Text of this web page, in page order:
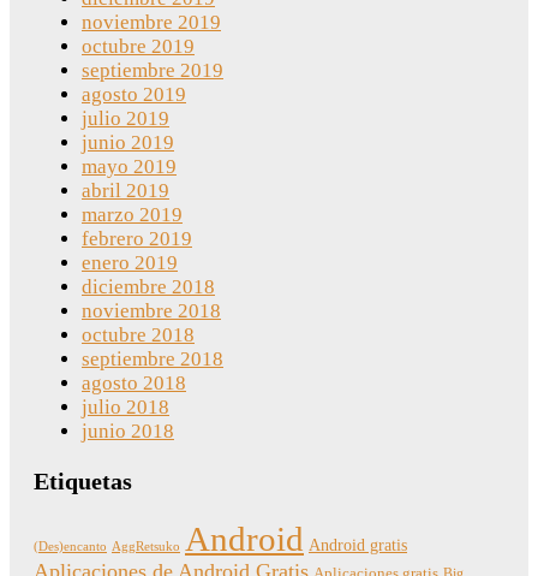
noviembre 2019
octubre 2019
septiembre 2019
agosto 2019
julio 2019
junio 2019
mayo 2019
abril 2019
marzo 2019
febrero 2019
enero 2019
diciembre 2018
noviembre 2018
octubre 2018
septiembre 2018
agosto 2018
julio 2018
junio 2018
Etiquetas
(Des)encanto AggRetsuko Android Android gratis
Aplicaciones de Android Gratis